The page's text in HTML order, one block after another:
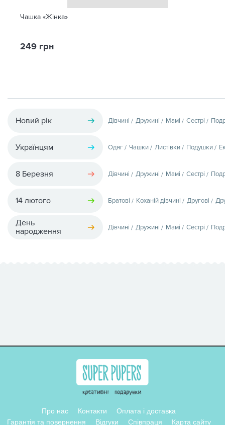
Чашка «Жінка»
249 грн
Новий рік Дівчині Дружині Мамі Сестрі
Українцям Одяг Чашки Листівки Подушки
8 Березня Дівчині Дружині Мамі Сестрі
14 лютого Братові Коханій дівчині Другові
День
народження
Дівчині Дружині Мамі Сестрі
Про нас Контакти
Оплата і доставка
Гарантія та повернення
Відгуки Співпраця Карта сайту